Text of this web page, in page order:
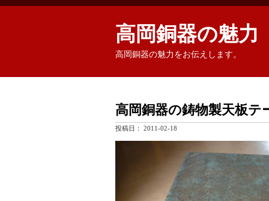
高岡銅器の魅力
高岡銅器の魅力をお伝えします。
高岡銅器の鋳物製天板テ
投稿日： 2011-02-18